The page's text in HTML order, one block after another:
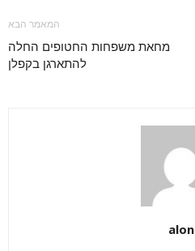
המאמר הבא
מחאת משפחות החטופים החלה
להתארגן בקפלן
alon